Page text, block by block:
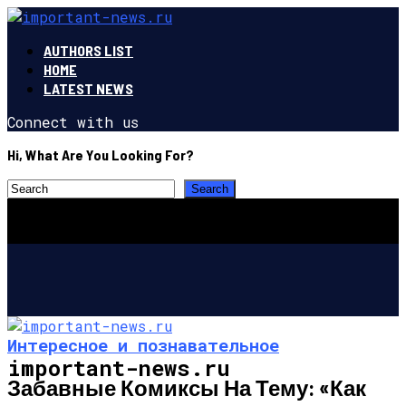
AUTHORS LIST
HOME
LATEST NEWS
Connect with us
Hi, What Are You Looking For?
important-news.ru
Интересное и познавательное
Забавные Комиксы На Тему: «Как